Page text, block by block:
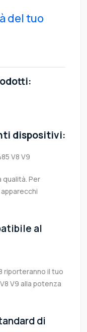
del tuo
dispositivi:
V8 V9
qualità. Per
al
riporteranno il tuo
V9 alla potenza
di